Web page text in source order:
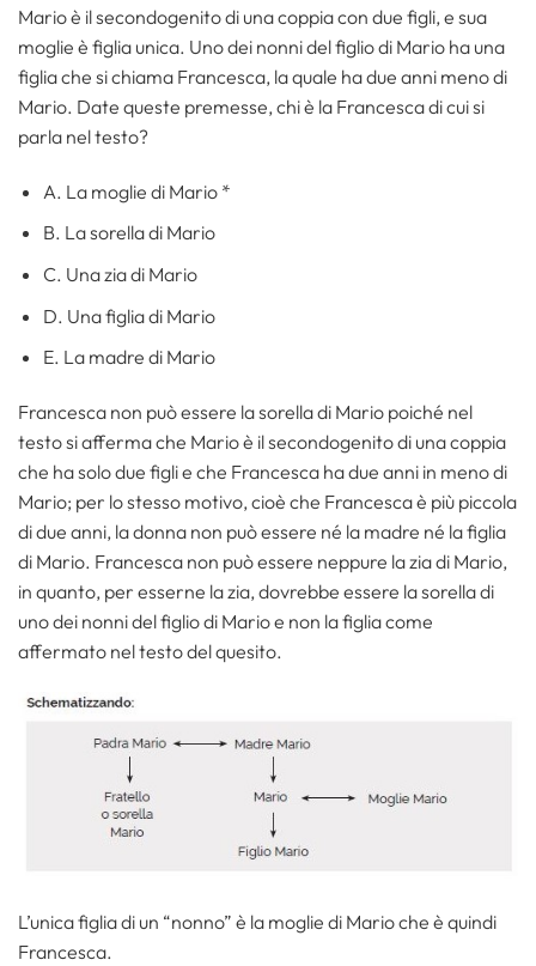
Mario è il secondogenito di una coppia con due figli, e sua
moglie è figlia unica. Uno dei nonni del figlio di Mario ha una
figlia che si chiama Francesca, la quale ha due anni meno di
Mario. Date queste premesse, chi è la Francesca di cui si
parla nel testo?
A. La moglie di Mario *
B. La sorella di Mario
C. Una zia di Mario
D. Una figlia di Mario
E. La madre di Mario
Francesca non può essere la sorella di Mario poiché nel
testo si afferma che Mario è il secondogenito di una coppia
che ha solo due figli e che Francesca ha due anni in meno di
Mario; per lo stesso motivo, cioè che Francesca è più piccola
di due anni, la donna non può essere né la madre né la figlia
di Mario. Francesca non può essere neppure la zia di Mario,
in quanto, per esserne la zia, dovrebbe essere la sorella di
uno dei nonni del figlio di Mario e non la figlia come
affermato nel testo del quesito.
L’unica figlia di un “nonno” è la moglie di Mario che è quindi
Francesca.